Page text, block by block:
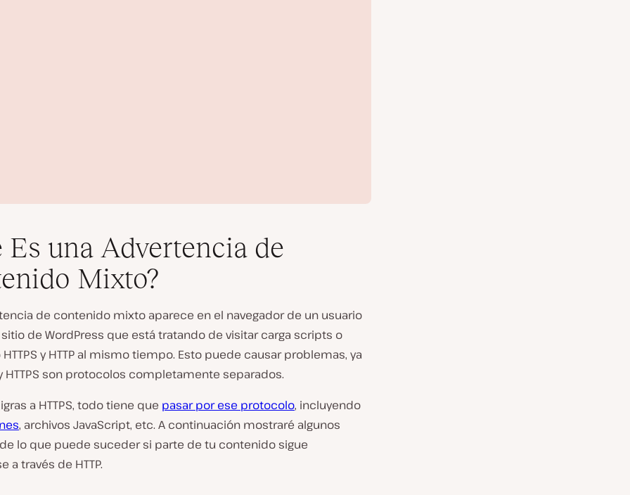
R
e
p
o
u
i
r
Es una Advertencia de
Mixto?
de contenido mixto aparece en el navegador de un usuario
de WordPress que está tratando de visitar carga scripts o
y HTTP al mismo tiempo. Esto puede causar problemas, ya
HTTPS son protocolos completamente separados.
a HTTPS, todo tiene que pasar por ese protocolo, incluyendo
, archivos JavaScript, etc. A continuación mostraré algunos
lo que puede suceder si parte de tu contenido sigue
a través de HTTP.